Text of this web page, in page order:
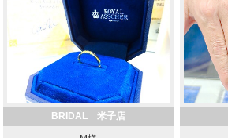
BRIDAL 米子店